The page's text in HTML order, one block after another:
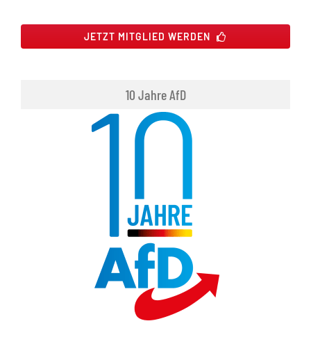
JETZT MITGLIED WERDEN
10 Jahre AfD